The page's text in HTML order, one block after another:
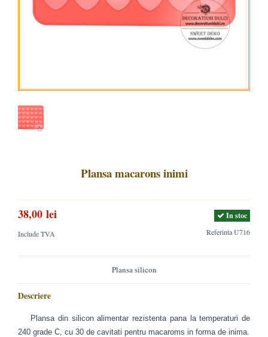
Plansa macarons inimi
ReferintaU716
In stoc
38,00 lei
Include TVA
Plansa silicon
Descriere
Plansa din silicon alimentar rezistenta pana la temperaturi de
240 grade C, cu 30 de cavitati pentru macaroms in forma de inima.